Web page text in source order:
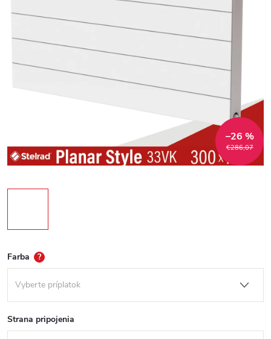
€286,07
–26 %
Farba ?
Strana pripojenia